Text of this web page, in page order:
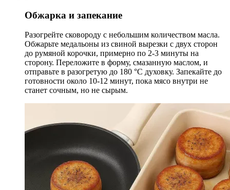
Обжарка и запекание
Разогрейте сковороду с небольшим количеством масла.
Обжарьте медальоны из свиной вырезки с двух сторон
до румяной корочки, примерно по 2-3 минуты на
сторону. Переложите в форму, смазанную маслом, и
отправьте в разогретую до 180 °С духовку. Запекайте до
готовности около 10-12 минут, пока мясо внутри не
станет сочным, но не сырым.